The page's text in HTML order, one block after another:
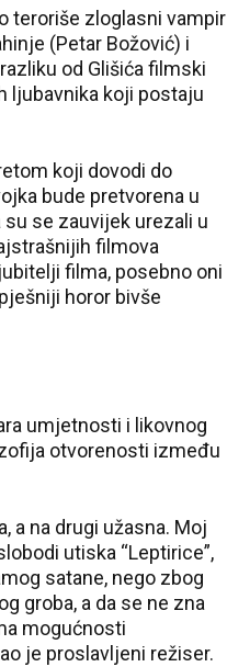
teroriše zloglasni vampir
(Petar Božović) i
od Glišića filmski
ljubavnika koji postaju
koji dovodi do
bude pretvorena u
se zauvijek urezali u
filmova
filma, posebno oni
horor bivše
umjetnosti i likovnog
otvorenosti između
a na drugi užasna. Moj
utiska “Leptirice”,
satane, nego zbog
groba, a da se ne zna
mogućnosti
je proslavljeni režiser.